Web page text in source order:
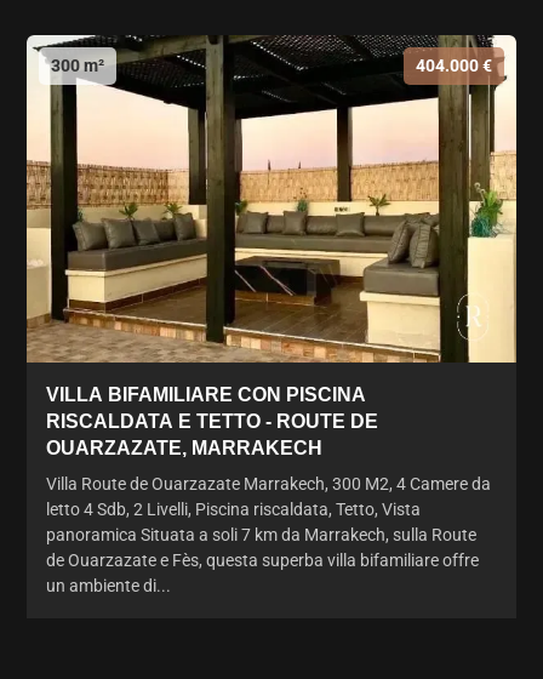
300 m² 404.000 €
VILLA BIFAMILIARE CON PISCINA
RISCALDATA E TETTO - ROUTE DE
OUARZAZATE, MARRAKECH
Villa Route de Ouarzazate Marrakech, 300 M2, 4 Camere da
letto 4 Sdb, 2 Livelli, Piscina riscaldata, Tetto, Vista
panoramica Situata a soli 7 km da Marrakech, sulla Route
de Ouarzazate e Fès, questa superba villa bifamiliare offre
un ambiente di...